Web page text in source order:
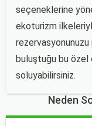
seçeneklerine
ekoturizm
rezervasyonunuzu
buluştuğu bu özel
soluyabilirsiniz.
Neden